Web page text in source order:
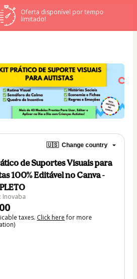
Oferta disponível por tempo
limitado!
🇺🇸 Change country
de Suportes Visuais para
100% Editável no Canva -
Inovaba
taxes. Click herefor more